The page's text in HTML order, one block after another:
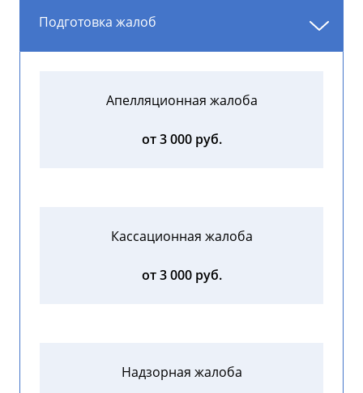
Подготовка жалоб
Апелляционная жалоба
от 3 000 руб.
Кассационная жалоба
от 3 000 руб.
Надзорная жалоба